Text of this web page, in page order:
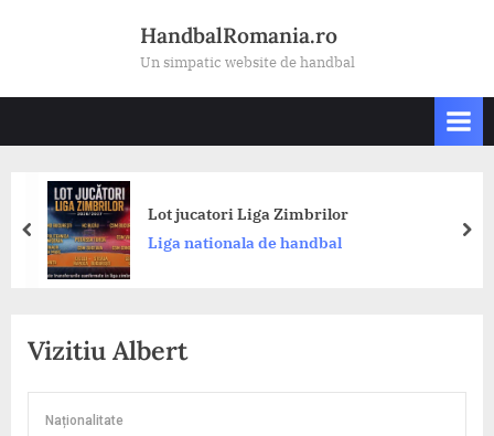
HandbalRomania.ro
Un simpatic website de handbal
Lot jucatori Liga Zimbrilor
Liga nationala de handbal
prev
Vizitiu Albert
Naționalitate